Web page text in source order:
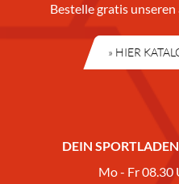
Bestelle gratis
» HIER
DEIN
Mo - Fr 08.30